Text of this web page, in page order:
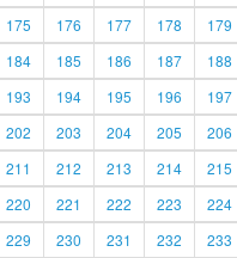
175 176 177 178 179
184 185 186 187 188
193 194 195 196 197
202 203 204 205 206
211 212 213 214 215
220 221 222 223 224
229 230 231 232 233